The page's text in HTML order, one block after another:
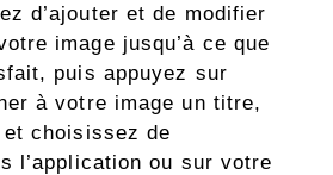
d’ajouter et de modifier
image jusqu’à ce que
puis appuyez sur
à votre image un titre,
choisissez de
l’application ou sur votre